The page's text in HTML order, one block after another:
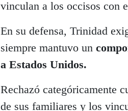
vinculan a los occisos con
En su defensa, Trinidad
siempre mantuvo un
a Estados Unidos.
Rechazó categóricamente
de sus familiares y los